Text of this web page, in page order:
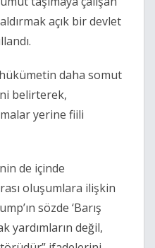
açık bir devlet
hükümetin daha somut
belirterek,
yerine fiili
de içinde
oluşumlara ilişkin
sözde ‘Barış
yardımların değil,